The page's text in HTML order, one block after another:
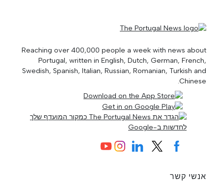
Reaching over 400,000 people a week with news about
Portugal, written in English, Dutch, German, French,
Swedish, Spanish, Italian, Russian, Romanian, Turkish and
Chinese.
אנשי קשר